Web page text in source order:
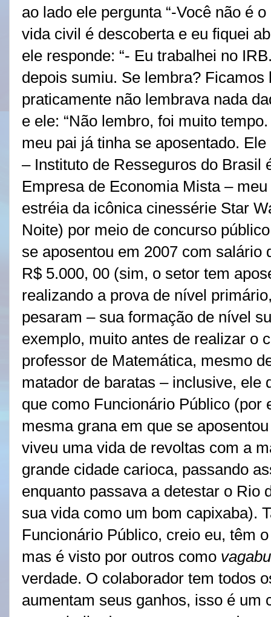
ao lado ele pergunta “-Você não é
vida civil é descoberta e eu fiquei
ele responde: “- Eu trabalhei no
depois sumiu. Se lembra? Ficamos
praticamente não lembrava nada
e ele: “Não lembro, foi muito
meu pai já tinha se aposentado.
– Instituto de Resseguros do Brasil
Empresa de Economia Mista –
estréia da icônica cinessérie Star
Noite) por meio de concurso
se aposentou em 2007 com salário
R$ 5.000, 00 (sim, o setor tem
realizando a prova de nível
pesaram – sua formação de nível
exemplo, muito antes de realizar o
professor de Matemática, mesmo
matador de baratas – inclusive, ele
que como Funcionário Público (por
mesma grana em que se
viveu uma vida de revoltas com a
grande cidade carioca, passando
enquanto passava a detestar o Rio
sua vida como um bom capixaba).
Funcionário Público, creio eu, têm
mas é visto por outros como
verdade. O colaborador tem todos
aumentam seus ganhos, isso é um